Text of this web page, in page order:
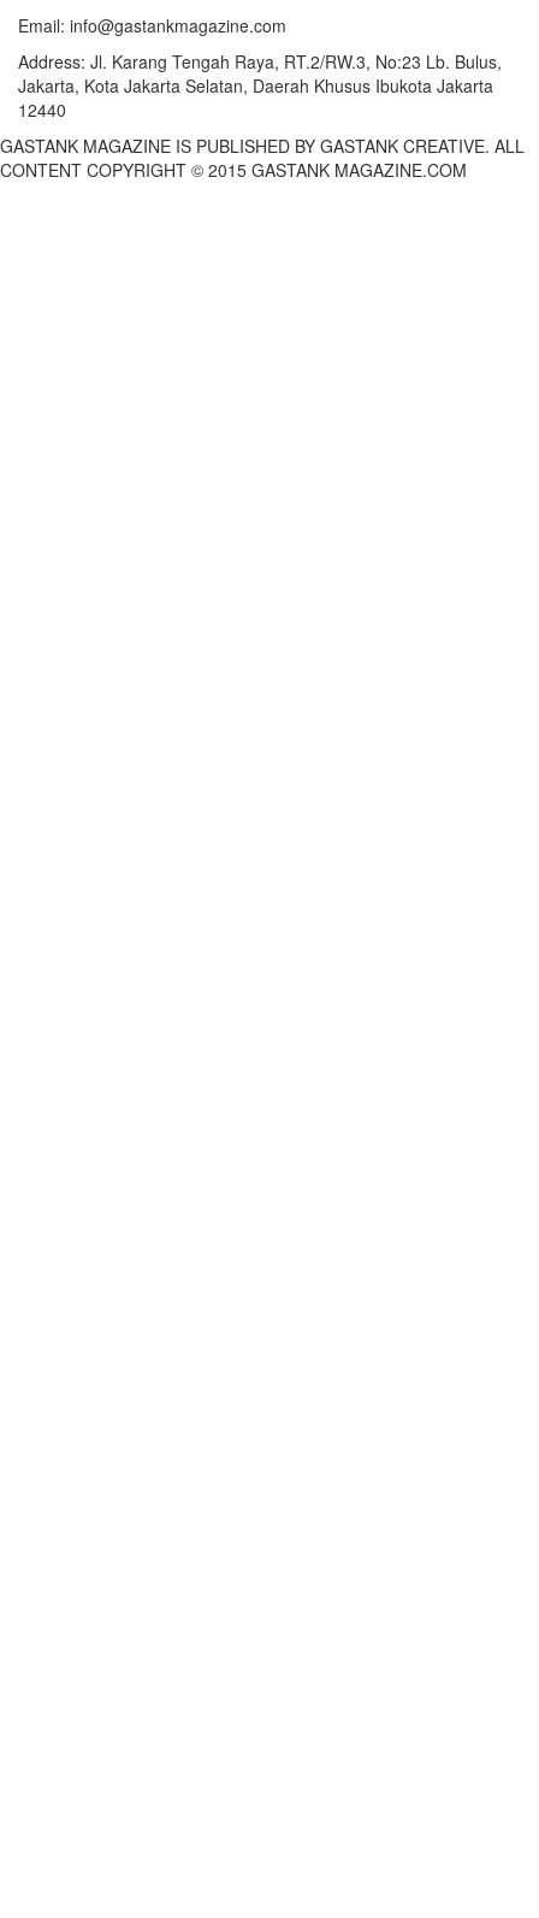
Email: info@gastankmagazine.com
Address: Jl. Karang Tengah Raya, RT.2/RW.3, No:23 Lb. Bulus,
Jakarta, Kota Jakarta Selatan, Daerah Khusus Ibukota Jakarta
12440
GASTANK MAGAZINE IS PUBLISHED BY GASTANK CREATIVE. ALL
CONTENT COPYRIGHT © 2015 GASTANK MAGAZINE.COM